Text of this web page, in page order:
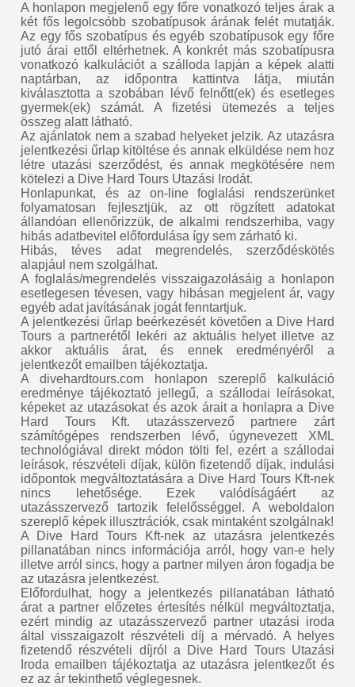
A honlapon megjelenő egy főre vonatkozó teljes árak a
két fős legolcsóbb szobatípusok árának felét mutatják.
Az egy fős szobatípus és egyéb szobatípusok egy főre
jutó árai ettől eltérhetnek. A konkrét más szobatípusra
vonatkozó kalkulációt a szálloda lapján a képek alatti
naptárban, az időpontra kattintva látja, miután
kiválasztotta a szobában lévő felnőtt(ek) és esetleges
gyermek(ek) számát. A fizetési ütemezés a teljes
összeg alatt látható.
Az ajánlatok nem a szabad helyeket jelzik. Az utazásra
jelentkezési űrlap kitöltése és annak elküldése nem hoz
létre utazási szerződést, és annak megkötésére nem
kötelezi a Dive Hard Tours Utazási Irodát.
Honlapunkat, és az on-line foglalási rendszerünket
folyamatosan fejlesztjük, az ott rögzített adatokat
állandóan ellenőrizzük, de alkalmi rendszerhiba, vagy
hibás adatbevitel előfordulása így sem zárható ki.
Hibás, téves adat megrendelés, szerződéskötés
alapjául nem szolgálhat.
A foglalás/megrendelés visszaigazolásáig a honlapon
esetlegesen tévesen, vagy hibásan megjelent ár, vagy
egyéb adat javításának jogát fenntartjuk.
A jelentkezési űrlap beérkezését követően a Dive Hard
Tours a partnerétől lekéri az aktuális helyet illetve az
akkor aktuális árat, és ennek eredményéről a
jelentkezőt emailben tájékoztatja.
A divehardtours.com honlapon szereplő kalkuláció
eredménye tájékoztató jellegű, a szállodai leírásokat,
képeket az utazásokat és azok árait a honlapra a Dive
Hard Tours Kft. utazásszervező partnere zárt
számítógépes rendszerben lévő, úgynevezett XML
technológiával direkt módon tölti fel, ezért a szállodai
leírások, részvételi díjak, külön fizetendő díjak, indulási
időpontok megváltoztatására a Dive Hard Tours Kft-nek
nincs lehetősége. Ezek valódíságáért az
utazásszervező tartozik felelősséggel. A weboldalon
szereplő képek illusztrációk, csak mintaként szolgálnak!
A Dive Hard Tours Kft-nek az utazásra jelentkezés
pillanatában nincs információja arról, hogy van-e hely
illetve arról sincs, hogy a partner milyen áron fogadja be
az utazásra jelentkezést.
Előfordulhat, hogy a jelentkezés pillanatában látható
árat a partner előzetes értesítés nélkül megváltoztatja,
ezért mindig az utazásszervező partner utazási iroda
által visszaigazolt részvételi díj a mérvadó. A helyes
fizetendő részvételi díjról a Dive Hard Tours Utazási
Iroda emailben tájékoztatja az utazásra jelentkezőt és
ez az ár tekinthető véglegesnek.